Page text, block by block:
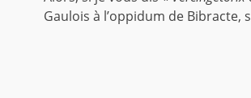
Gaulois à l’oppidum de